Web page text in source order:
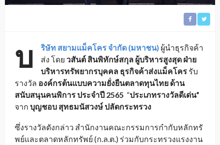
บ ริษัท สยามแม็คโคร จำกัด (มหาชน) ผู้นำธุรกิจค้า
ส่ง โดย วสันต์ สินพิทักษ์สกุล ผู้บริหารสูงสุด ฝ่าย
บริหารทรัพยากรบุคคล ธุรกิจค้าส่งแม็คโคร รับ
รางวัล องค์กรต้นแบบความยั่งยืนตลาดทุนไทย ด้าน
สนับสนุนคนพิการ ประจำปี 2565 “ประเภทรางวัลดีเด่น”
จาก บุญชอบ สุทธมนัสวงษ์ ปลัดกระทรวง
ซึ่งรางวัลดังกล่าว สำนักงานคณะกรรมการกำกับหลักทรั
พย์และตลาดหลักทรัพย์ (ก.ล.ต.) ร่วมกับกระทรวงแรงงาน